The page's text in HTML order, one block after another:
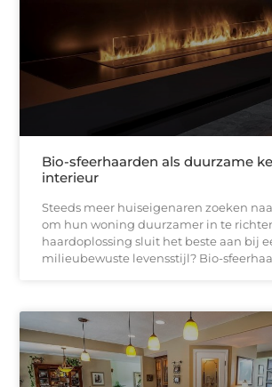
Bio-sfeerhaarden als duurzame
interieur
Steeds meer huiseigenaren zoeken
om hun woning duurzamer in te
haardoplossing sluit het beste aan bij
milieubewuste levensstijl? Bio-